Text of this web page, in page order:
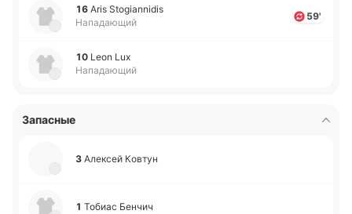
16 Aris Stogiannidis
Нападающий
59'
10 Leon Lux
Нападающий
Запасные
3 Але­ксей Ковтун
1 Тобиас Бенчич